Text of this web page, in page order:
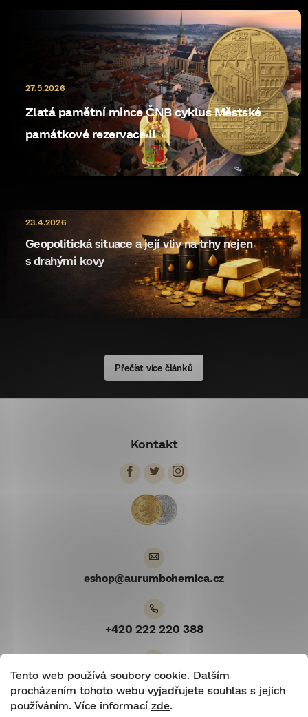
Tento web používá soubory cookie. Dalším
procházením tohoto webu vyjadřujete souhlas s jejich
používáním. Více informací zde.
k
y
v
ý
p
i
s
u
Zlatá pamětní mince ČNB cyklus Městské
památkové rezervace II
27.5.2026
ryzost rewrite
10.5.2026
Geopolitická situace a její vliv na trhy nejen
s drahými kovy
23.4.2026
Přečíst více článků
Kontakt
eshop@aurumbohemica.cz
+420 222 220 388
Youtube